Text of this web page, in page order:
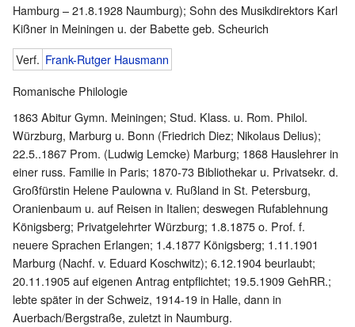
Hamburg – 21.8.1928 Naumburg); Sohn des Musikdirektors Karl
Kißner in Meiningen u. der Babette geb. Scheurich
Verf. Frank-Rutger Hausmann
Romanische Philologie
1863 Abitur Gymn. Meiningen; Stud. Klass. u. Rom. Philol.
Würzburg, Marburg u. Bonn (Friedrich Diez; Nikolaus Delius);
22.5..1867 Prom. (Ludwig Lemcke) Marburg; 1868 Hauslehrer in
einer russ. Familie in Paris; 1870-73 Bibliothekar u. Privatsekr. d.
Großfürstin Helene Paulowna v. Rußland in St. Petersburg,
Oranienbaum u. auf Reisen in Italien; deswegen Rufablehnung
Königsberg; Privatgelehrter Würzburg; 1.8.1875 o. Prof. f.
neuere Sprachen Erlangen; 1.4.1877 Königsberg; 1.11.1901
Marburg (Nachf. v. Eduard Koschwitz); 6.12.1904 beurlaubt;
20.11.1905 auf eigenen Antrag entpflichtet; 19.5.1909 GehRR.;
lebte später in der Schweiz, 1914-19 in Halle, dann in
Auerbach/Bergstraße, zuletzt in Naumburg.